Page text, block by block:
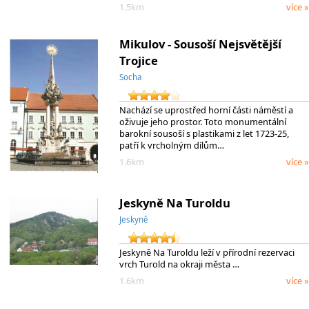
1.5km
více »
Mikulov - Sousoší Nejsvětější
Trojice
Socha
Nachází se uprostřed horní části náměstí a
oživuje jeho prostor. Toto monumentální
barokní sousoší s plastikami z let 1723-25,
patří k vrcholným dílům…
1.6km
více »
Jeskyně Na Turoldu
Jeskyně
Jeskyně Na Turoldu leží v přírodní rezervaci
vrch Turold na okraji města …
1.6km
více »